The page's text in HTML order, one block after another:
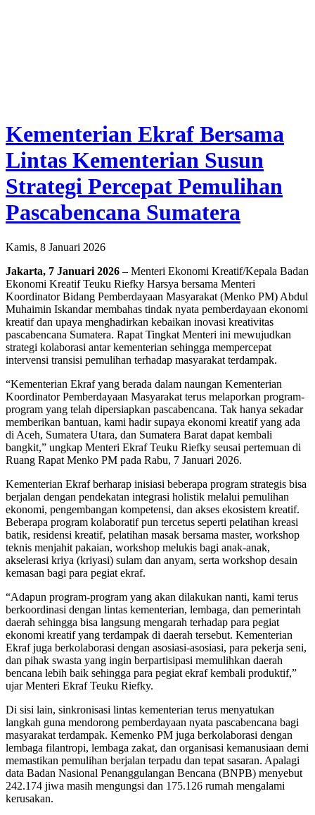
Kementerian Ekraf Bersama
Lintas Kementerian Susun
Strategi Percepat Pemulihan
Pascabencana Sumatera
Kamis, 8 Januari 2026
Jakarta, 7 Januari 2026 – Menteri Ekonomi Kreatif/Kepala Badan
Ekonomi Kreatif Teuku Riefky Harsya bersama Menteri
Koordinator Bidang Pemberdayaan Masyarakat (Menko PM) Abdul
Muhaimin Iskandar membahas tindak nyata pemberdayaan ekonomi
kreatif dan upaya menghadirkan kebaikan inovasi kreativitas
pascabencana Sumatera. Rapat Tingkat Menteri ini mewujudkan
strategi kolaborasi antar kementerian sehingga mempercepat
intervensi transisi pemulihan terhadap masyarakat terdampak.
“Kementerian Ekraf yang berada dalam naungan Kementerian
Koordinator Pemberdayaan Masyarakat terus melaporkan program-
program yang telah dipersiapkan pascabencana. Tak hanya sekadar
memberikan bantuan, kami hadir supaya ekonomi kreatif yang ada
di Aceh, Sumatera Utara, dan Sumatera Barat dapat kembali
bangkit,” ungkap Menteri Ekraf Teuku Riefky seusai pertemuan di
Ruang Rapat Menko PM pada Rabu, 7 Januari 2026.
Kementerian Ekraf berharap inisiasi beberapa program strategis bisa
berjalan dengan pendekatan integrasi holistik melalui pemulihan
ekonomi, pengembangan kompetensi, dan akses ekosistem kreatif.
Beberapa program kolaboratif pun tercetus seperti pelatihan kreasi
batik, residensi kreatif, pelatihan masak bersama master, workshop
teknis menjahit pakaian, workshop melukis bagi anak-anak,
akselerasi kriya (kriyasi) sulam dan anyam, serta workshop desain
kemasan bagi para pegiat ekraf.
“Adapun program-program yang akan dilakukan nanti, kami terus
berkoordinasi dengan lintas kementerian, lembaga, dan pemerintah
daerah sehingga bisa langsung mengarah terhadap para pegiat
ekonomi kreatif yang terdampak di daerah tersebut. Kementerian
Ekraf juga berkolaborasi dengan asosiasi-asosiasi, para pekerja seni,
dan pihak swasta yang ingin berpartisipasi memulihkan daerah
bencana lebih baik sehingga para pegiat ekraf kembali produktif,”
ujar Menteri Ekraf Teuku Riefky.
Di sisi lain, sinkronisasi lintas kementerian terus menyatukan
langkah guna mendorong pemberdayaan nyata pascabencana bagi
masyarakat terdampak. Kemenko PM juga berkolaborasi dengan
lembaga filantropi, lembaga zakat, dan organisasi kemanusiaan demi
memastikan pemulihan berjalan terpadu dan tepat sasaran. Apalagi
data Badan Nasional Penanggulangan Bencana (BNPB) menyebut
242.174 jiwa masih mengungsi dan 175.126 rumah mengalami
kerusakan.